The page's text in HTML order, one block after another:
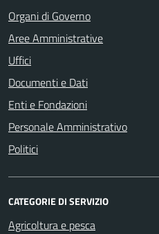
Organi di Governo
Aree Amministrative
Uffici
Documenti e Dati
Enti e Fondazioni
Personale Amministrativo
Politici
CATEGORIE DI SERVIZIO
Agricoltura e pesca